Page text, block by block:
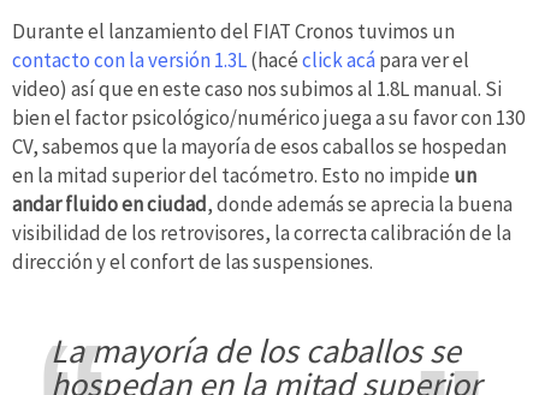
Durante el lanzamiento del FIAT Cronos tuvimos un
contacto con la versión 1.3L(hacéclick acápara ver el
video) así que en este caso nos subimos al 1.8L manual. Si
bien el factor psicológico/numérico juega a su favor con 130
CV, sabemos que la mayoría de esos caballos se hospedan
en la mitad superior del tacómetro. Esto no impide un
andar fluido en ciudad, donde además se aprecia la buena
visibilidad de los retrovisores, la correcta calibración de la
dirección y el confort de las suspensiones.
la mayoría de los caballos se
hospedan en la mitad superior